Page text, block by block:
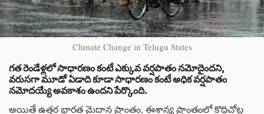
Climate Change in Telugu States
గత రెండేళ్లలో సాధారణం కంటే ఎక్కువ వర్షపాతం నమోదైందని,
వరుసగా మూడో ఏడాది కూడా సాధారణం కంటే అధిక వర్షపాతం
నమోదయ్యే అవకాశం ఉందని పేర్కొంది.
అయితే ఉత్తర భారత మైదాన ప్రాంతం, ఈశాన్య ప్రాంతంలో కొద్దిచోట్ల